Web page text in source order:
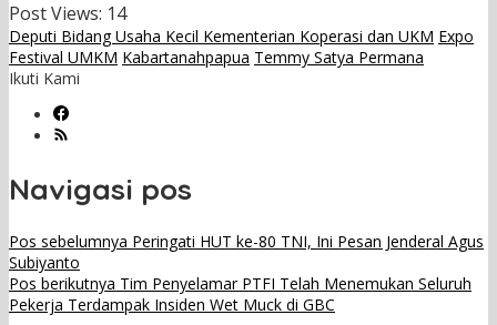
Post Views: 14
Deputi Bidang Usaha Kecil Kementerian Koperasi dan UKM Expo
Festival UMKM Kabartanahpapua Temmy Satya Permana
Ikuti Kami
Navigasi pos
Pos sebelumnya Peringati HUT ke-80 TNI, Ini Pesan Jenderal Agus
Subiyanto
Pos berikutnya Tim Penyelamar PTFI Telah Menemukan Seluruh
Pekerja Terdampak Insiden Wet Muck di GBC